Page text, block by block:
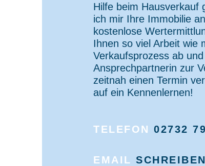
Hilfe beim Hausverkauf
ich mir Ihre Immobilie
kostenlose
Ihnen so viel Arbeit wie
Verkaufsprozess ab
Ansprechpartnerin zur
zeitnah einen Termin
auf ein Kennenlernen!
TELEFON 02732
EMAIL SCHREIBEN